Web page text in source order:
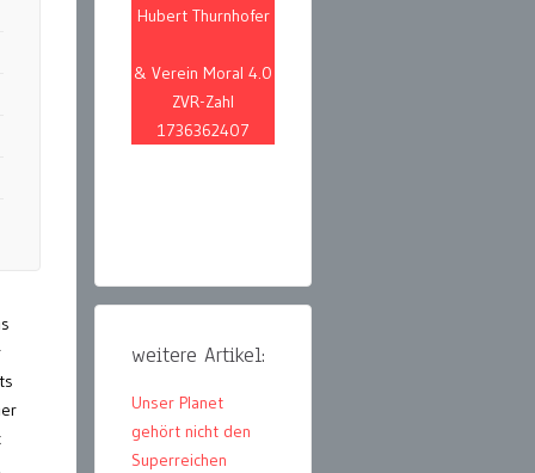
Hubert Thurnhofer
& Verein Moral 4.0
ZVR-Zahl
1736362407
weitere Artikel:
Unser Planet
gehört nicht den
Superreichen